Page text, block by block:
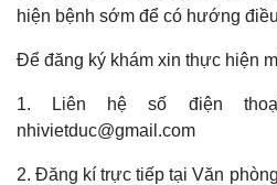
hiện bệnh sớm để có hướng
Để đăng ký khám xin thực hiện
1. Liên hệ số điện thoại
nhivietduc@gmail.com
2. Đăng kí trực tiếp tại Văn